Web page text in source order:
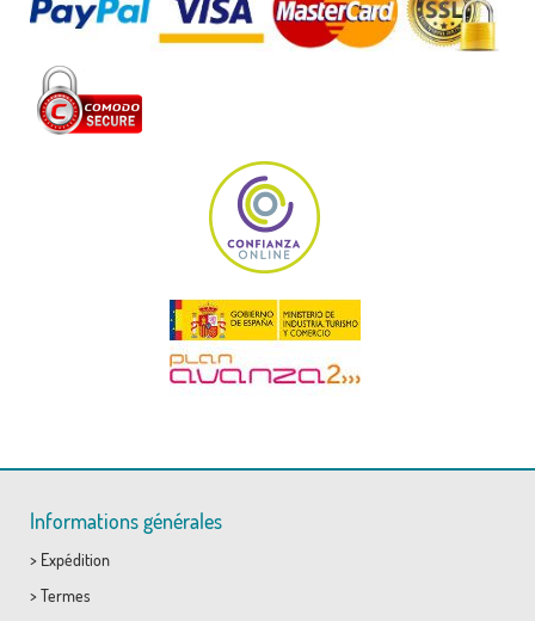
Informations générales
> Expédition
> Termes